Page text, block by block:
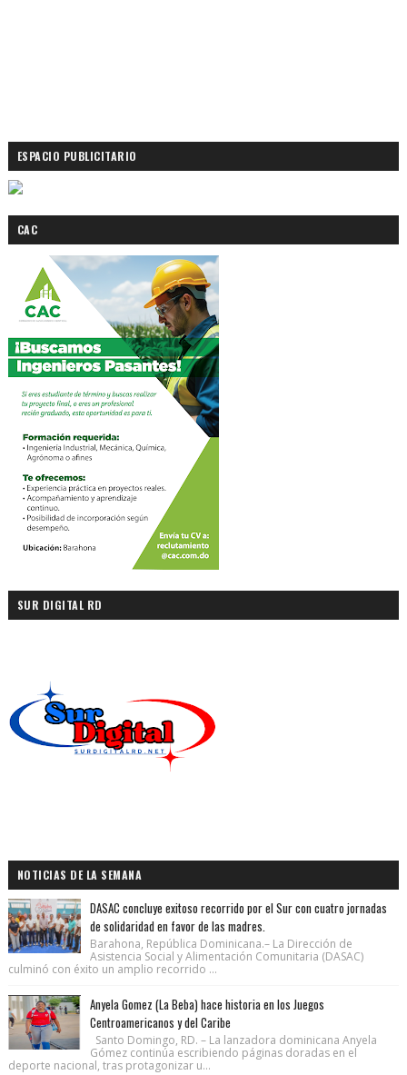
ESPACIO PUBLICITARIO
CAC
SUR DIGITAL RD
NOTICIAS DE LA SEMANA
DASAC concluye exitoso recorrido por el Sur con cuatro jornadas
de solidaridad en favor de las madres.
Barahona, República Dominicana.– La Dirección de
Asistencia Social y Alimentación Comunitaria (DASAC)
culminó con éxito un amplio recorrido ...
Anyela Gomez (La Beba) hace historia en los Juegos
Centroamericanos y del Caribe
Santo Domingo, RD. – La lanzadora dominicana Anyela
Gómez continúa escribiendo páginas doradas en el
deporte nacional, tras protagonizar u...